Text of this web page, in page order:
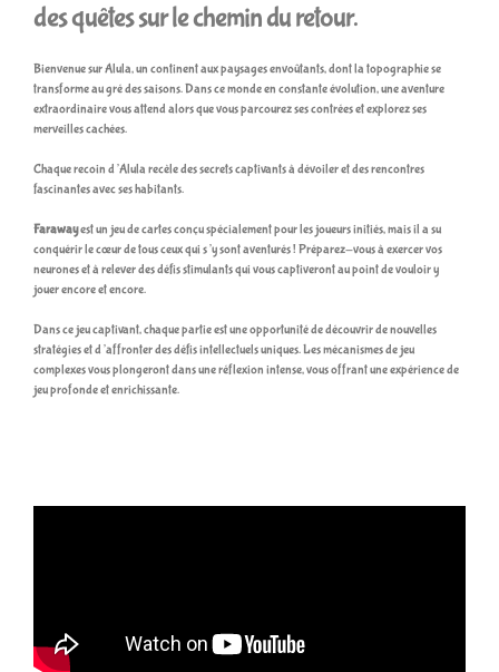
des quêtes sur le chemin du retour.
Bienvenue sur Alula, un continent aux paysages envoûtants, dont la topographie se
transforme au gré des saisons. Dans ce monde en constante évolution, une aventure
extraordinaire vous attend alors que vous parcourez ses contrées et explorez ses
merveilles cachées.
Chaque recoin d’Alula recèle des secrets captivants à dévoiler et des rencontres
fascinantes avec ses habitants.
Farawayest un jeu de cartes conçu spécialement pour les joueurs initiés, mais il a su
conquérir le cœur de tous ceux qui s’y sont aventurés ! Préparez-vous à exercer vos
neurones et à relever des défis stimulants qui vous captiveront au point de vouloir y
jouer encore et encore.
Dans ce jeu captivant, chaque partie est une opportunité de découvrir de nouvelles
stratégies et d’affronter des défis intellectuels uniques. Les mécanismes de jeu
complexes vous plongeront dans une réflexion intense, vous offrant une expérience de
jeu profonde et enrichissante.